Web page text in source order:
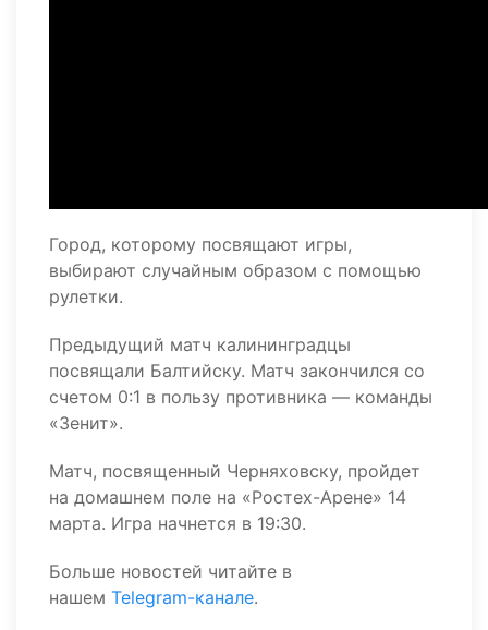
Город, которому посвящают игры,
выбирают случайным образом с помощью
рулетки.
Предыдущий матч калининградцы
посвящали Балтийску. Матч закончился со
счетом 0:1 в пользу противника — команды
«Зенит».
Матч, посвященный Черняховску, пройдет
на домашнем поле на «Ростех-Арене» 14
марта. Игра начнется в 19:30.
Больше новостей читайте в
нашем Telegram-канале.